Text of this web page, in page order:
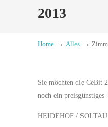
2013
Home → Alles →
Sie möchten die CeBit
noch ein
HEIDEHOF /